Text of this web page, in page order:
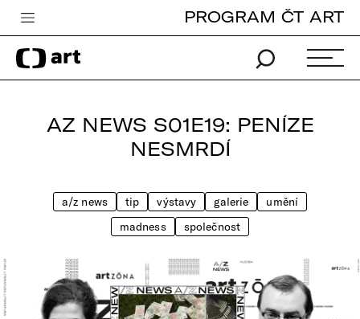
Česká televize
Zpravodajství
Pro děti
PROGRAM ČT ART
AZ NEWS S01E19: PENÍZE
NESMRDÍ
a/z news tip výstavy galerie
umění
madness
společnost